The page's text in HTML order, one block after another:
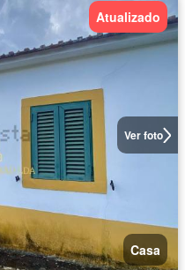
Ver foto
Atualizado
Casa